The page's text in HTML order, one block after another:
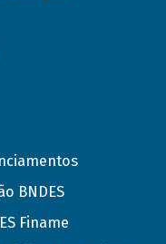
BNDES
Finame